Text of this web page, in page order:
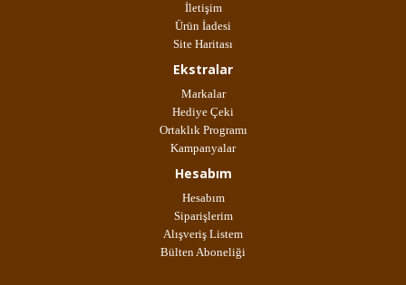
İletişim
Ürün İadesi
Site Haritası
Ekstralar
Markalar
Hediye Çeki
Ortaklık Programı
Kampanyalar
Hesabım
Hesabım
Siparişlerim
Alışveriş Listem
Bülten Aboneliği